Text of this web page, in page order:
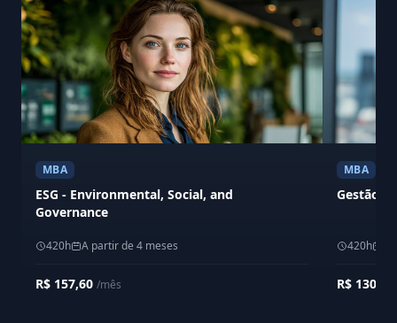
MBA
ESG - Environmental, Social, and
Governance
420h A partir de 4 meses
R$ 157,60 /mês
MBA
Gestão
420h
R$ 130,00